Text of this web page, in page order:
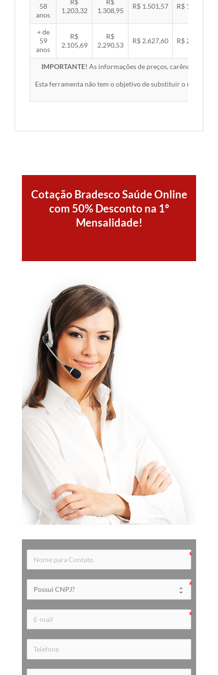
58
anos
1.203,32
1.308,95
R$ 1.501,57 R$ 1.547,38
+ de
59
anos
R$
2.105,69
R$
2.290,53
R$ 2.627,60 R$ 2.707,76
IMPORTANTE! As informações de preços, carências,
Esta ferramenta não tem o objetivo de substituir o material
Cotação Bradesco Saúde Online
com 50% Desconto na 1º
Mensalidade!